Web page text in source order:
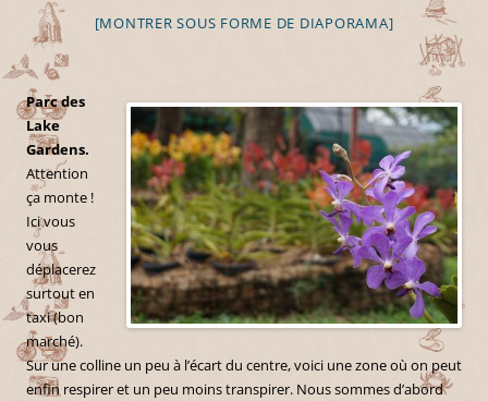
[MONTRER SOUS FORME DE DIAPORAMA]
Parc des
Lake
Gardens.
Attention
ça monte !
Ici vous
vous
déplacerez
surtout en
taxi (bon
marché).
Sur une colline un peu à l’écart du centre, voici une zone où on peut
enfin respirer et un peu moins transpirer. Nous sommes d’abord